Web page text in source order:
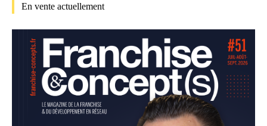
En vente actuellement